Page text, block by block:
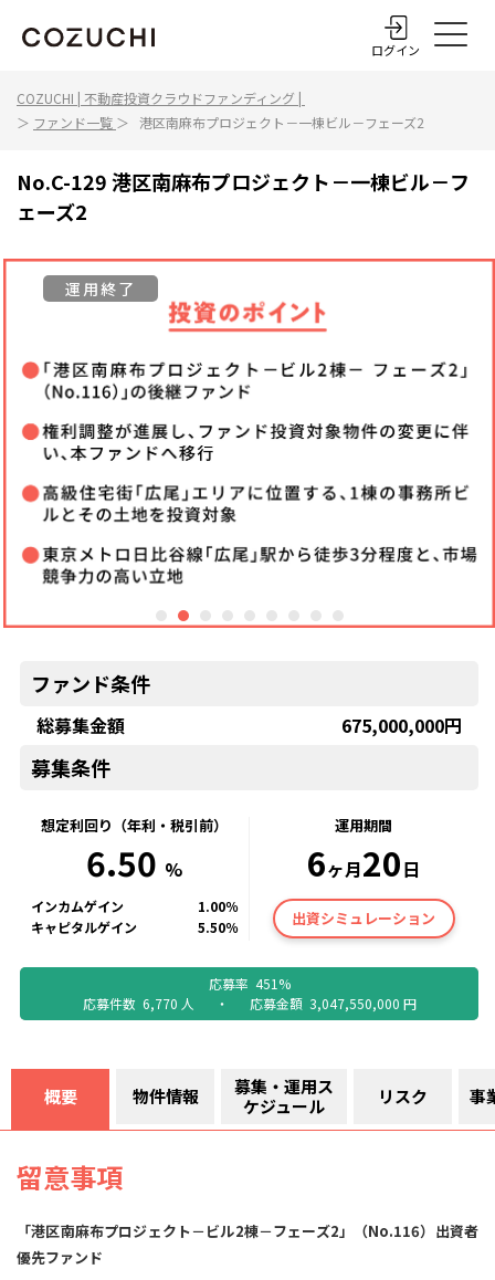
ログイン
COZUCHI | 不動産投資クラウドファンディング |
＞ ファンド一覧 ＞ 港区南麻布プロジェクト－一棟ビル－フェーズ2
No.C-129港区南麻布プロジェクト－一棟ビル－フ
ェーズ2
運用終了
ファンド条件
総募集金額 675,000,000円
募集条件
想定利回り（年利・税引前）
6.50 %
インカムゲイン 1.00％
キャピタルゲイン
5.50％
運用期間
6ヶ月20日
出資シミュレーション
応募率 451 %
応募件数 6,770 人 ・ 応募金額 3,047,550,000 円
概要 物件情報
募集・運用ス
ケジュール
リスク 事
留意事項
「港区南麻布プロジェクト－ビル2棟－フェーズ2」（No.116）出資者
優先ファンド